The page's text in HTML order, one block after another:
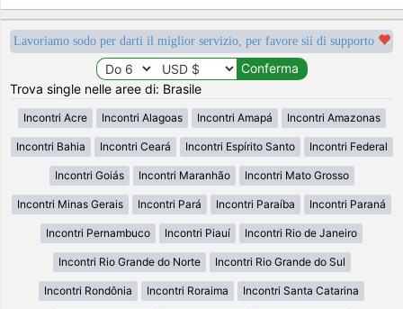
Lavoriamo sodo per darti il miglior servizio, per favore sii di supporto
Trova single nelle aree di: Brasile
Incontri Acre Incontri Alagoas Incontri Amapá Incontri Amazonas
Incontri Bahia Incontri Ceará Incontri Espírito Santo Incontri Federal
Incontri Goiás Incontri Maranhão Incontri Mato Grosso
Incontri Minas Gerais Incontri Pará Incontri Paraíba Incontri Paraná
Incontri Pernambuco Incontri Piauí Incontri Rio de Janeiro
Incontri Rio Grande do Norte Incontri Rio Grande do Sul
Incontri Rondônia Incontri Roraima Incontri Santa Catarina